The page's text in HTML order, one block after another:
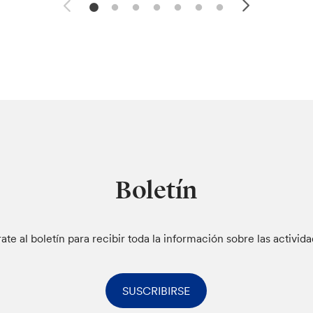
Boletín
al boletín para recibir toda la información sobre las
SUSCRIBIRSE